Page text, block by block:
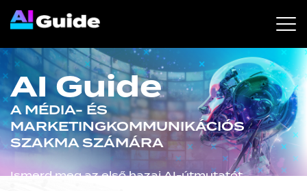
AI Guide
A MÉDIA- ÉS
MARKETINGKOMMUNIKÁCIÓS
SZAKMA SZÁMÁRA
Ismerd meg az első hazai AI-útmutatót,